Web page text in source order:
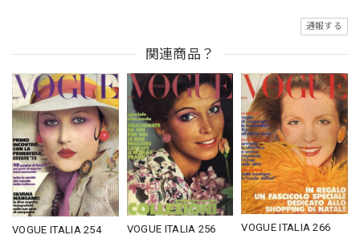
通報する
関連商品？
VOGUE ITALIA 254
VOGUE ITALIA 256
VOGUE ITALIA 266